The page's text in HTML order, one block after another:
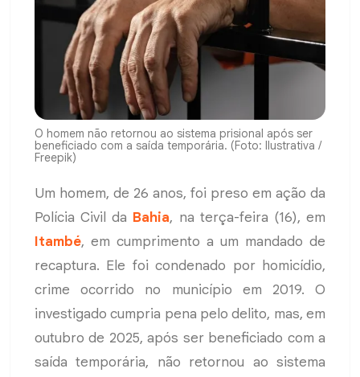
O homem não retornou ao sistema prisional após ser
beneficiado com a saída temporária. (Foto: Ilustrativa /
Freepik)
Um homem, de 26 anos, foi preso em ação da
Polícia Civil da Bahia, na terça-feira (16), em
Itambé, em cumprimento a um mandado de
recaptura. Ele foi condenado por homicídio,
crime ocorrido no município em 2019. O
investigado cumpria pena pelo delito, mas, em
outubro de 2025, após ser beneficiado com a
saída temporária, não retornou ao sistema